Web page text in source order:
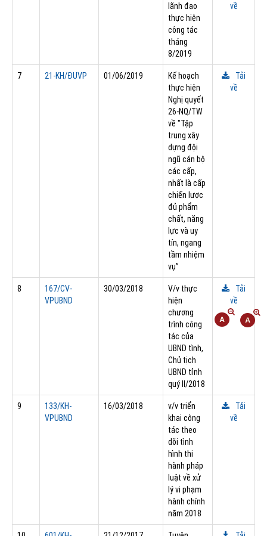
lãnh đạo
thực hiện
công tác
tháng
8/2019
về
7 21-KH/ÐUVP 01/06/2019
Kế hoạch
thực hiện
Nghị quyết
26-NQ/TW
về "Tập
trung xây
dựng đội
ngũ cán bộ
các cấp,
nhất là cấp
chiến lược
đủ phẩm
chất, năng
lực và uy
tín, ngang
tầm nhiệm
vụ”
Tải
về
8
167/CV-
VPUBND
30/03/2018
V/v thực
hiện
chương
trình công
tác của
UBND tình,
Chủ tịch
UBND tỉnh
quý II/2018
Tải
về
9
133/KH-
VPUBND
16/03/2018
v/v triển
khai công
tác theo
dõi tình
hình thi
hành pháp
luật về xử
lý vi phạm
hành chính
năm 2018
Tải
về